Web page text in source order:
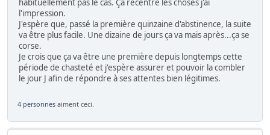
habituellement pas le cas. Ça recentre les choses j'ai
l'impression.
J'espère que, passé la première quinzaine d'abstinence, la suite
va être plus facile. Une dizaine de jours ça va mais après...ça se
corse.
Je crois que ça va être une première depuis longtemps cette
période de chasteté et j'espère assurer et pouvoir la combler
le jour J afin de répondre à ses attentes bien légitimes.
4 personnes aiment ceci.